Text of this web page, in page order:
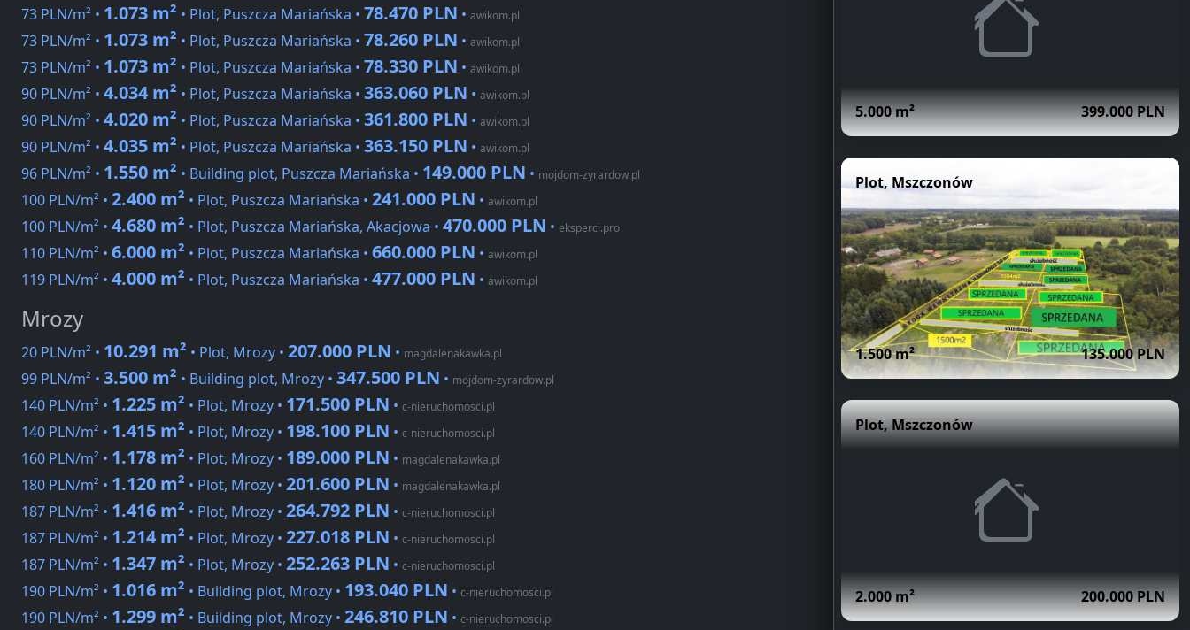
73 PLN/m² • 1.073 m² • Plot, Puszcza Mariańska • 78.470 PLN • awikom.pl
73 PLN/m² • 1.073 m² • Plot, Puszcza Mariańska • 78.260 PLN • awikom.pl
73 PLN/m² • 1.073 m² • Plot, Puszcza Mariańska • 78.330 PLN • awikom.pl
90 PLN/m² • 4.034 m² • Plot, Puszcza Mariańska • 363.060 PLN • awikom.pl
90 PLN/m² • 4.020 m² • Plot, Puszcza Mariańska • 361.800 PLN • awikom.pl
90 PLN/m² • 4.035 m² • Plot, Puszcza Mariańska • 363.150 PLN • awikom.pl
96 PLN/m² • 1.550 m² • Building plot, Puszcza Mariańska • 149.000 PLN • mojdom-zyrardow.pl
100 PLN/m² • 2.400 m² • Plot, Puszcza Mariańska • 241.000 PLN • awikom.pl
100 PLN/m² • 4.680 m² • Plot, Puszcza Mariańska, Akacjowa • 470.000 PLN • eksperci.pro
110 PLN/m² • 6.000 m² • Plot, Puszcza Mariańska • 660.000 PLN • awikom.pl
119 PLN/m² • 4.000 m² • Plot, Puszcza Mariańska • 477.000 PLN • awikom.pl
Mrozy
20 PLN/m² • 10.291 m² • Plot, Mrozy • 207.000 PLN • magdalenakawka.pl
99 PLN/m² • 3.500 m² • Building plot, Mrozy • 347.500 PLN • mojdom-zyrardow.pl
140 PLN/m² • 1.225 m² • Plot, Mrozy • 171.500 PLN • c-nieruchomosci.pl
140 PLN/m² • 1.415 m² • Plot, Mrozy • 198.100 PLN • c-nieruchomosci.pl
160 PLN/m² • 1.178 m² • Plot, Mrozy • 189.000 PLN • magdalenakawka.pl
180 PLN/m² • 1.120 m² • Plot, Mrozy • 201.600 PLN • magdalenakawka.pl
187 PLN/m² • 1.416 m² • Plot, Mrozy • 264.792 PLN • c-nieruchomosci.pl
187 PLN/m² • 1.214 m² • Plot, Mrozy • 227.018 PLN • c-nieruchomosci.pl
187 PLN/m² • 1.347 m² • Plot, Mrozy • 252.263 PLN • c-nieruchomosci.pl
190 PLN/m² • 1.016 m² • Building plot, Mrozy • 193.040 PLN • c-nieruchomosci.pl
190 PLN/m² • 1.299 m² • Building plot, Mrozy • 246.810 PLN • c-nieruchomosci.pl